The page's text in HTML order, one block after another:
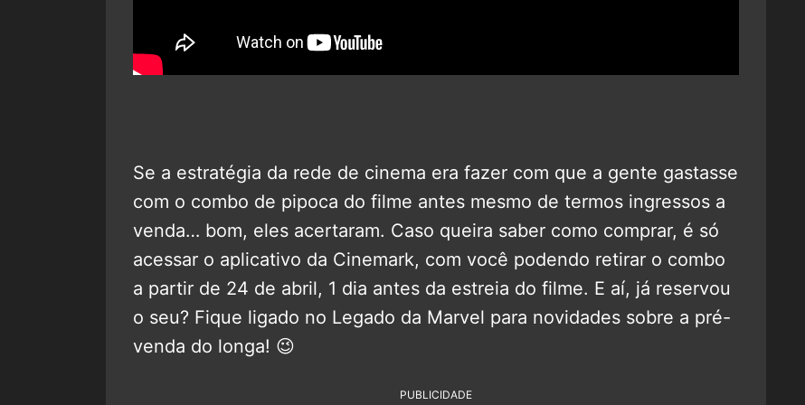
Se a estratégia da rede de cinema era fazer com que a gente gastasse
com o combo de pipoca do filme antes mesmo de termos ingressos a
venda… bom, eles acertaram. Caso queira saber como comprar, é só
acessar o aplicativo da Cinemark, com você podendo retirar o combo
a partir de 24 de abril, 1 dia antes da estreia do filme. E aí, já reservou
o seu? Fique ligado no Legado da Marvel para novidades sobre a pré-
venda do longa! 😉
PUBLICIDADE